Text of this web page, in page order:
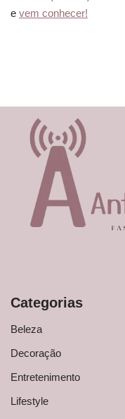
e vem conhecer!
Categorias
Beleza
Decoração
Entretenimento
Lifestyle